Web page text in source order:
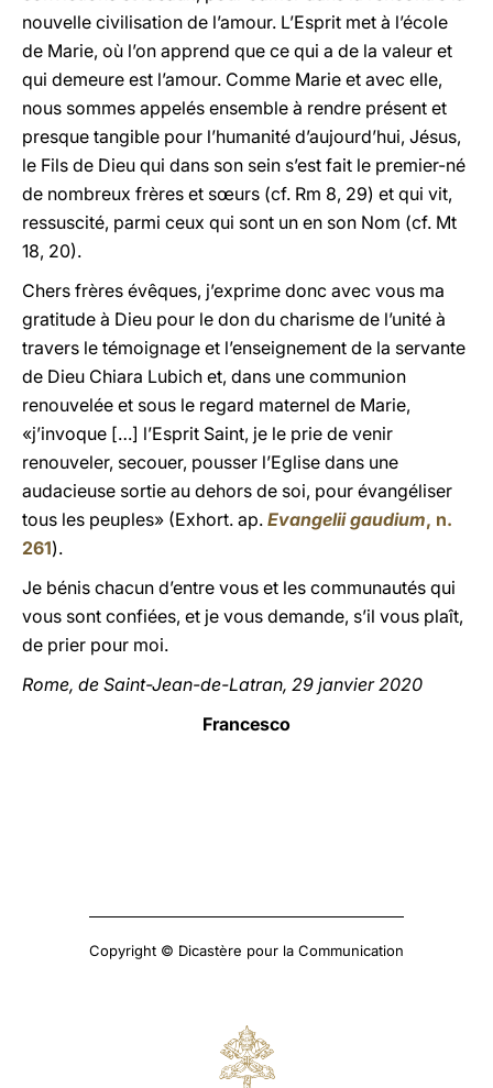
nouvelle civilisation de l’amour. L’Esprit met à l’école
de Marie, où l’on apprend que ce qui a de la valeur et
qui demeure est l’amour. Comme Marie et avec elle,
nous sommes appelés ensemble à rendre présent et
presque tangible pour l’humanité d’aujourd’hui, Jésus,
le Fils de Dieu qui dans son sein s’est fait le premier-né
de nombreux frères et sœurs (cf. Rm 8, 29) et qui vit,
ressuscité, parmi ceux qui sont un en son Nom (cf. Mt
18, 20).
Chers frères évêques, j’exprime donc avec vous ma
gratitude à Dieu pour le don du charisme de l’unité à
travers le témoignage et l’enseignement de la servante
de Dieu Chiara Lubich et, dans une communion
renouvelée et sous le regard maternel de Marie,
«j’invoque […] l’Esprit Saint, je le prie de venir
renouveler, secouer, pousser l’Eglise dans une
audacieuse sortie au dehors de soi, pour évangéliser
tous les peuples» (Exhort. ap. Evangelii gaudium, n.
261).
Je bénis chacun d’entre vous et les communautés qui
vous sont confiées, et je vous demande, s’il vous plaît,
de prier pour moi.
Rome, de Saint-Jean-de-Latran, 29 janvier 2020
Francesco
Copyright © Dicastère pour la Communication